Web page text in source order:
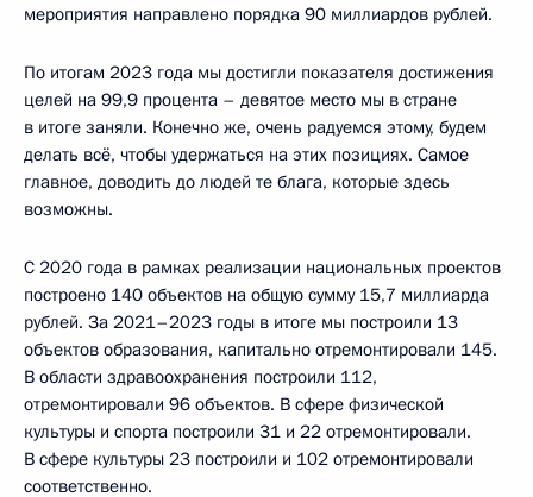
мероприятия направлено порядка 90 миллиардов рублей.
По итогам 2023 года мы достигли показателя достижения
целей на 99,9 процента – девятое место мы в стране
в итоге заняли. Конечно же, очень радуемся этому, будем
делать всё, чтобы удержаться на этих позициях. Самое
главное, доводить до людей те блага, которые здесь
возможны.
С 2020 года в рамках реализации национальных проектов
построено 140 объектов на общую сумму 15,7 миллиарда
рублей. За 2021–2023 годы в итоге мы построили 13
объектов образования, капитально отремонтировали 145.
В области здравоохранения построили 112,
отремонтировали 96 объектов. В сфере физической
культуры и спорта построили 31 и 22 отремонтировали.
В сфере культуры 23 построили и 102 отремонтировали
соответственно.